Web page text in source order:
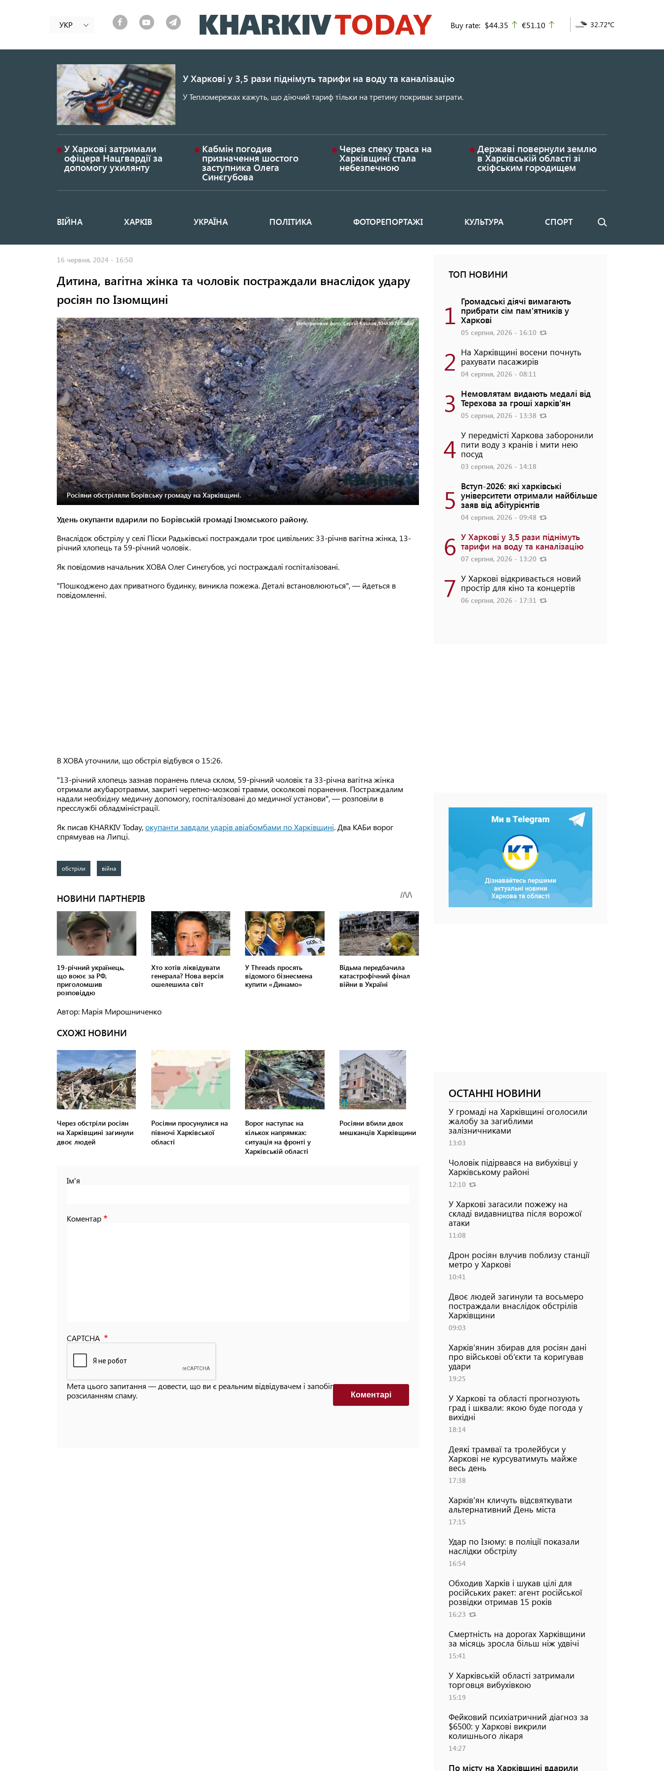
до
основного
УКР Buy rate: $44.35 up
€51.10 32.72°C
У Харкові у 3,5 рази піднімуть тарифи на воду та каналізацію
У Тепломережах кажуть, що діючий тариф тільки на третину покриває затрати.
У Харкові затримали
офіцера Нацгвардії за
допомогу ухилянту
Кабмін погодив
призначення шостого
заступника Олега
Синєгубова
Через спеку траса на
Харківщині стала
небезпечною
Державі повернули землю
в Харківській області зі
скіфським городищем
Основная
ВІЙНА ХАРКІВ УКРАЇНА ПОЛІТИКА ФОТОРЕПОРТАЖІ КУЛЬТУРА СПОРТ Пошук
16 червня, 2024 - 16:50
Дитина, вагітна жінка та чоловік постраждали внаслідок удару
росіян по Ізюмщині
Ілюстративне фото: Сергій Козлов/KHARKIV Today
Росіяни обстріляли Борівську громаду на Харківщині.
Удень окупанти вдарили по Борівській громаді Ізюмського району.
Внаслідок обстрілу у селі Піски Радьківські постраждали троє цивільних: 33-річнв вагітна жінка, 13-
річний хлопець та 59-річний чоловік.
Як повідомив начальник ХОВА Олег Синєгубов, усі постраждалі госпіталізовані.
"Пошкоджено дах приватного будинку, виникла пожежа. Деталі встановлюються", — йдеться в
повідомленні.
В ХОВА уточнили, що обстріл відбувся о 15:26.
"13-річний хлопець зазнав поранень плеча склом, 59-річний чоловік та 33-річна вагітна жінка
отримали акубаротравми, закриті черепно-мозкові травми, осколкові поранення. Постраждалим
надали необхідну медичну допомогу, госпіталізовані до медичної установи", — розповіли в
пресслужбі обладміністрації.
Як писав KHARKIV Today,окупанти завдали ударів авіабомбами по Харківщині. Два КАБи ворог
спрямував на Липці.
обстріли війна
Автор: Марія Мирошниченко
СХОЖІ НОВИНИ
Через обстріли росіян
на Харківщині загинули
двоє людей
Росіяни просунулися на
півночі Харківської
області
Ворог наступає на
кількох напрямках:
ситуація на фронті у
Харківській області
Росіяни вбили двох
мешканців Харківщини
Ім'я
Коментар
CAPTCHA
Мета цього запитання — довести, що ви є реальним відвідувачем і запобігти автоматизованим
розсиланням спаму.
Коментарi
ТОП НОВИНИ
1 Громадські діячі вимагають
прибрати сім пам'ятників у
Харкові
05 серпня, 2026 - 16:10
2 На Харківщині восени почнуть
рахувати пасажирів
04 серпня, 2026 - 08:11
3 Немовлятам видають медалі від
Терехова за гроші харків'ян
05 серпня, 2026 - 13:38
4 У передмісті Харкова заборонили
пити воду з кранів і мити нею
посуд
03 серпня, 2026 - 14:18
5 Вступ-2026: які харківські
університети отримали найбільше
заяв від абітурієнтів
04 серпня, 2026 - 09:48
6 У Харкові у 3,5 рази піднімуть
тарифи на воду та каналізацію
07 серпня, 2026 - 13:20
7 У Харкові відкривається новий
простір для кіно та концертів
06 серпня, 2026 - 17:31
ОСТАННІ НОВИНИ
У громаді на Харківщині оголосили
жалобу за загиблими
залізничниками
13:03
Чоловік підірвався на вибухівці у
Харківському районі
12:10
У Харкові загасили пожежу на
складі видавництва після ворожої
атаки
11:08
Дрон росіян влучив поблизу станції
метро у Харкові
10:41
Двоє людей загинули та восьмеро
постраждали внаслідок обстрілів
Харківщини
09:03
Харків’янин збирав для росіян дані
про військові об’єкти та коригував
удари
19:25
У Харкові та області прогнозують
град і шквали: якою буде погода у
вихідні
18:14
Деякі трамваї та тролейбуси у
Харкові не курсуватимуть майже
весь день
17:38
Харків'ян кличуть відсвяткувати
альтернативний День міста
17:15
Удар по Ізюму: в поліції показали
наслідки обстрілу
16:54
Обходив Харків і шукав цілі для
російських ракет: агент російської
розвідки отримав 15 років
16:23
Смертність на дорогах Харківщини
за місяць зросла більш ніж удвічі
15:41
У Харківській області затримали
торговця вибухівкою
15:19
Фейковий психіатричний діагноз за
$6500: у Харкові викрили
колишнього лікаря
14:27
По місту на Харківщині вдарили